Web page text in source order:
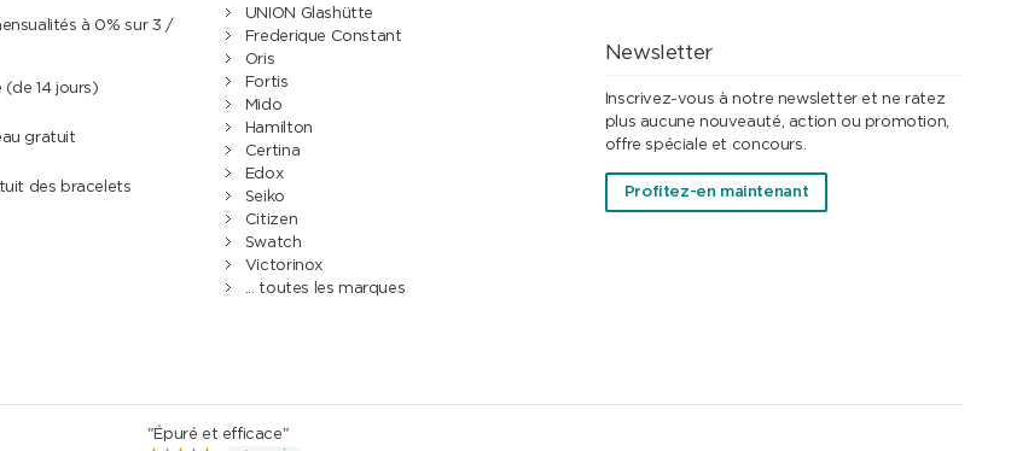
à 0% sur 3 /
14 jours)
gratuit
des bracelets
UNION Glashütte
Frederique Constant
Oris
Fortis
Mido
Hamilton
Certina
Edox
Seiko
Citizen
Swatch
Victorinox
... toutes les marques
Newsletter
Inscrivez-vous à notre newsletter et ne ratez
plus aucune nouveauté, action ou promotion,
offre spéciale et concours.
Profitez-en maintenant
"Épuré et efficace"